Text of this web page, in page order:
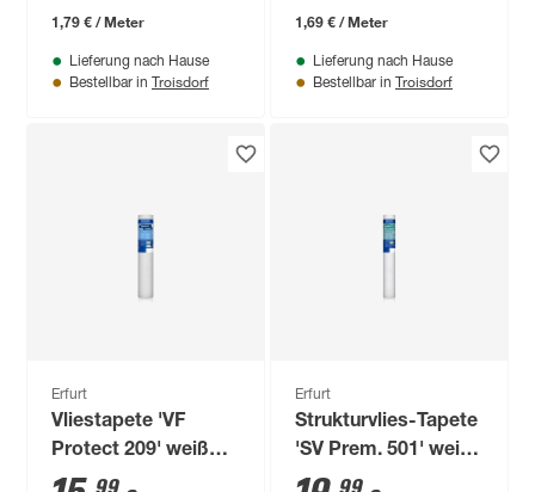
1,79 € / Meter
Lieferung nach Hause
Bestellbar in Troisdorf
1,69 € / Meter
Lieferung nach Hause
Bestellbar in Troisdorf
Erfurt
Vliestapete 'VF
Protect 209' weiß
0,53 x 10,05 m
Erfurt
Strukturvlies-Tapete
'SV Prem. 501' weiß
0,53 x 10,05 m